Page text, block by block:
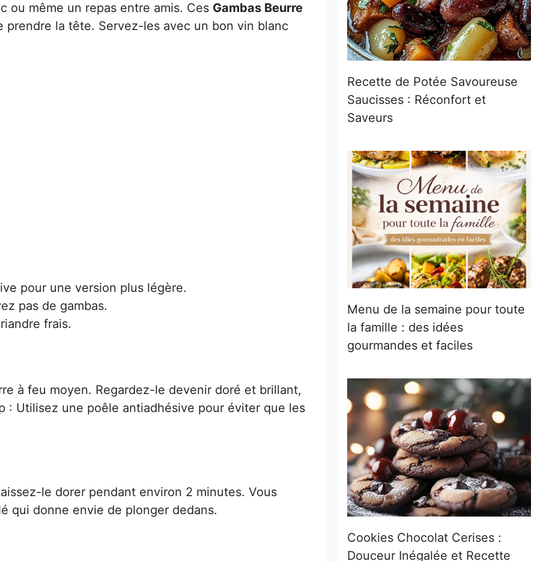
ou même un repas entre amis. Ces Gambas Beurre
prendre la tête. Servez-les avec un bon vin blanc
pour une version plus légère.
pas de gambas.
frais.
à feu moyen. Regardez-le devenir doré et brillant,
: Utilisez une poêle antiadhésive pour éviter que les
le dorer pendant environ 2 minutes. Vous
qui donne envie de plonger dedans.
Recette de Potée Savoureuse
Saucisses : Réconfort et
Saveurs
Menu de la semaine pour toute
la famille : des idées
gourmandes et faciles
Cookies Chocolat Cerises :
Douceur Inégalée et Recette